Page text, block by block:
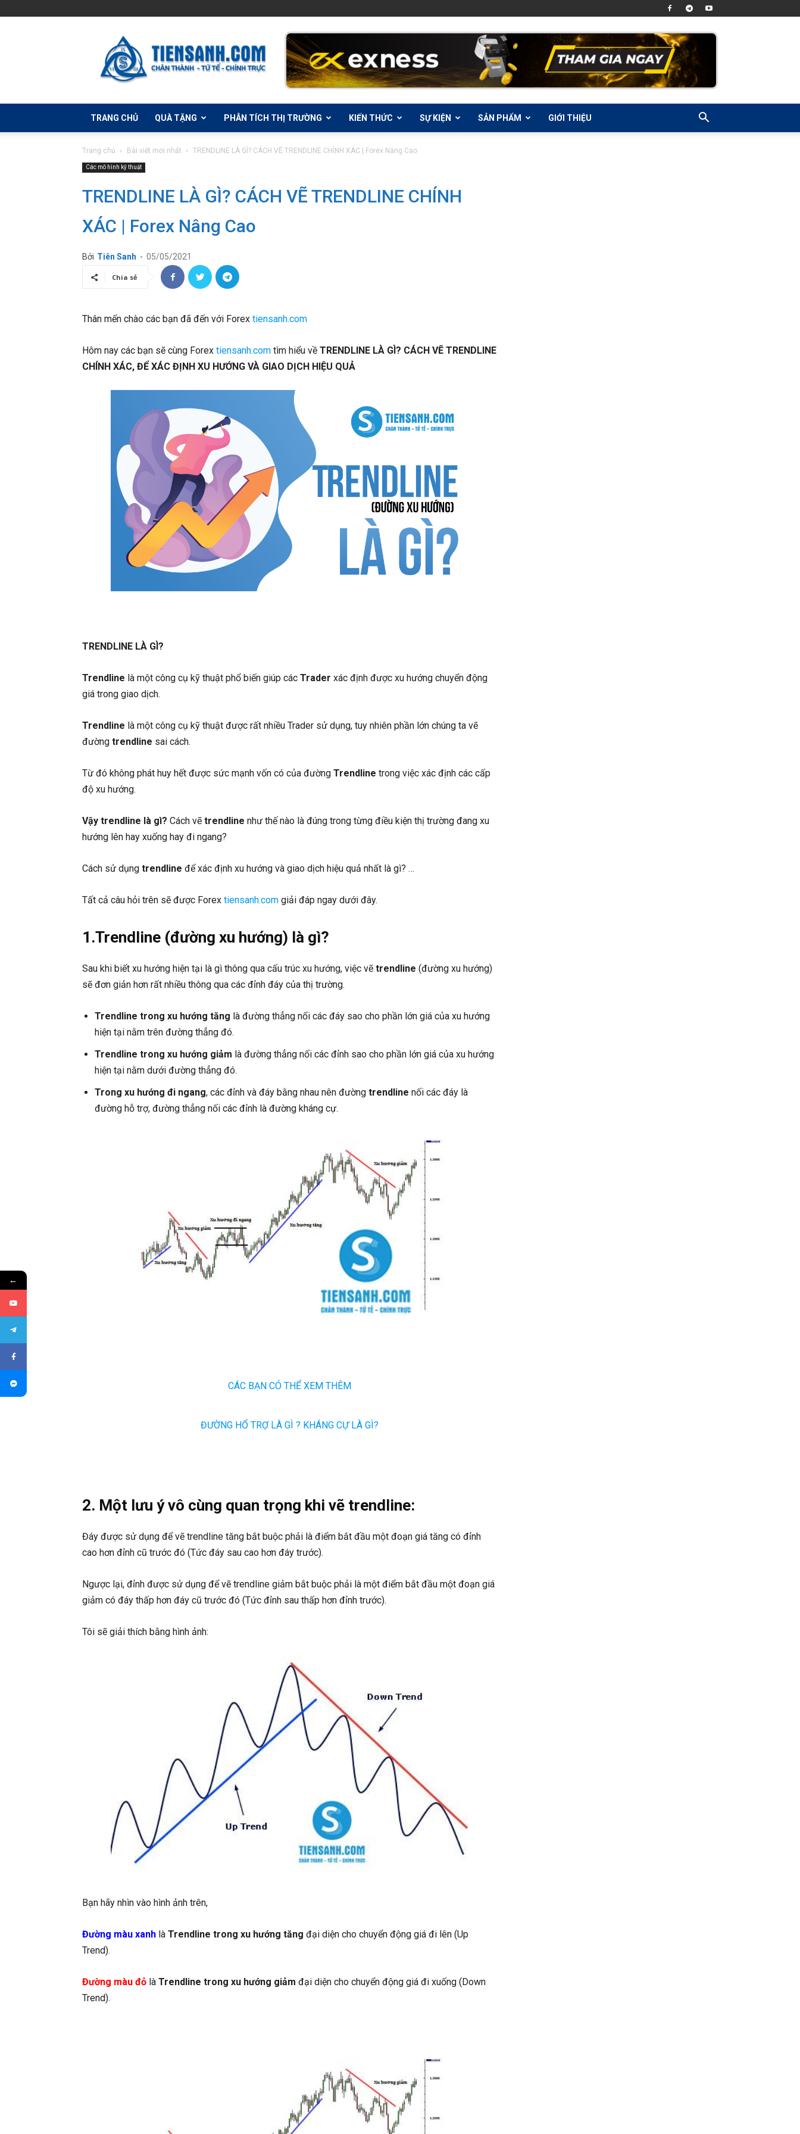
Đầu
Tư
Tiên
Sanh
TRANG CHỦ QUÀ TẶNG PHÂN TÍCH THỊ TRƯỜNG KIẾN THỨC SỰ KIỆN SẢN PHẨM GIỚI THIỆU
Trang chủ Bài viết mới nhất TRENDLINE LÀ GÌ? CÁCH VẼ TRENDLINE CHÍNH XÁC | Forex Nâng Cao
Các mô hình kỹ thuật
TRENDLINE LÀ GÌ? CÁCH VẼ TRENDLINE CHÍNH
XÁC | Forex Nâng Cao
Bởi Tiên Sanh - 05/05/2021
Chia sẻ
Thân mến chào các bạn đã đến với Forex tiensanh.com
Hôm nay các bạn sẽ cùng Forex tiensanh.com tìm hiểu về TRENDLINE LÀ GÌ? CÁCH VẼ TRENDLINE
CHÍNH XÁC, ĐỂ XÁC ĐỊNH XU HƯỚNG VÀ GIAO DỊCH HIỆU QUẢ
TRENDLINE LÀ GÌ?
Trendline là một công cụ kỹ thuật phổ biến giúp các Trader xác định được xu hướng chuyển động
giá trong giao dịch.
Trendline là một công cụ kỹ thuật được rất nhiều Trader sử dụng, tuy nhiên phần lớn chúng ta vẽ
đường trendline sai cách.
Từ đó không phát huy hết được sức mạnh vốn có của đường Trendline trong việc xác định các cấp
độ xu hướng.
Vậy trendline là gì? Cách vẽ trendline như thế nào là đúng trong từng điều kiện thị trường đang xu
hướng lên hay xuống hay đi ngang?
Cách sử dụng trendline để xác định xu hướng và giao dịch hiệu quả nhất là gì? …
Tất cả câu hỏi trên sẽ được Forex tiensanh.com giải đáp ngay dưới đây.
1.Trendline (đường xu hướng) là gì?
Sau khi biết xu hướng hiện tại là gì thông qua cấu trúc xu hướng, việc vẽ trendline (đường xu hướng)
sẽ đơn giản hơn rất nhiều thông qua các đỉnh đáy của thị trường.
Trendline trong xu hướng tăng là đường thẳng nối các đáy sao cho phần lớn giá của xu hướng
hiện tại nằm trên đường thẳng đó.
Trendline trong xu hướng giảm là đường thẳng nối các đỉnh sao cho phần lớn giá của xu hướng
hiện tại nằm dưới đường thẳng đó.
Trong xu hướng đi ngang, các đỉnh và đáy bằng nhau nên đường trendline nối các đáy là
đường hỗ trợ, đường thẳng nối các đỉnh là đường kháng cự.
CÁC BẠN CÓ THỂ XEM THÊM
ĐƯỜNG HỔ TRỢ LÀ GÌ ? KHÁNG CỰ LÀ GÌ?
2. Một lưu ý vô cùng quan trọng khi vẽ trendline:
Đáy được sử dụng để vẽ trendline tăng bắt buộc phải là điểm bắt đầu một đoạn giá tăng có đỉnh
cao hơn đỉnh cũ trước đó (Tức đáy sau cao hơn đáy trước).
Ngược lại, đỉnh được sử dụng để vẽ trendline giảm bắt buộc phải là một điểm bắt đầu một đoạn giá
giảm có đáy thấp hơn đáy cũ trước đó (Tức đỉnh sau thấp hơn đỉnh trước).
Tôi sẽ giải thích bằng hình ảnh:
Bạn hãy nhìn vào hình ảnh trên,
Đường màu xanh là Trendline trong xu hướng tăng đại diện cho chuyển động giá đi lên (Up
Trend).
Đường màu đỏ là Trendline trong xu hướng giảm đại diện cho chuyển động giá đi xuống (Down
Trend).
←